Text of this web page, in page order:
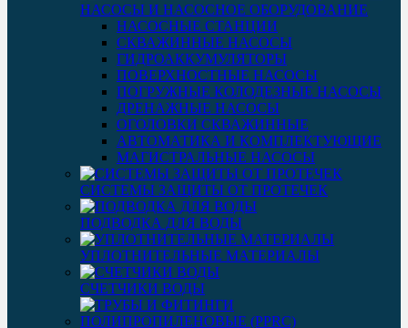
НАСОСЫ И НАСОСНОЕ ОБОРУДОВАНИЕ
НАСОСНЫЕ СТАНЦИИ
СКВАЖИННЫЕ НАСОСЫ
ГИДРОАККУМУЛЯТОРЫ
ПОВЕРХНОСТНЫЕ НАСОСЫ
ПОГРУЖНЫЕ КОЛОДЕЗНЫЕ НАСОСЫ
ДРЕНАЖНЫЕ НАСОСЫ
ОГОЛОВКИ СКВАЖИННЫЕ
АВТОМАТИКА И КОМПЛЕКТУЮЩИЕ
МАГИСТРАЛЬНЫЕ НАСОСЫ
СИСТЕМЫ ЗАЩИТЫ ОТ ПРОТЕЧЕК
ПОДВОДКА ДЛЯ ВОДЫ
УПЛОТНИТЕЛЬНЫЕ МАТЕРИАЛЫ
СЧЕТЧИКИ ВОДЫ